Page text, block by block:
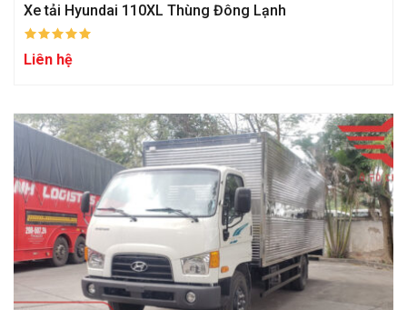
Xe tải Hyundai 110XL Thùng Đông Lạnh
Liên hệ